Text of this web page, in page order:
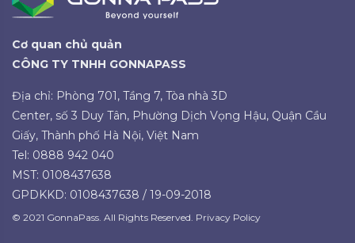
Cơ quan chủ quản
CÔNG TY TNHH GONNAPASS
Địa chỉ: Phòng 701, Tầng 7, Tòa nhà 3D
Center, số 3 Duy Tân, Phường Dịch Vọng Hậu, Quận Cầu
Giấy, Thành phố Hà Nội, Việt Nam
Tel: 0888 942 040
MST: 0108437638
GPDKKD: 0108437638 / 19-09-2018
© 2021 GonnaPass. All Rights Reserved. Privacy Policy